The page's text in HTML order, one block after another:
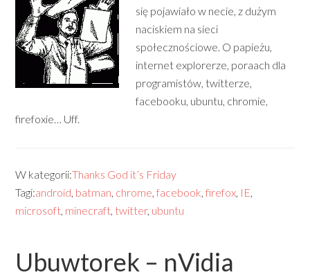
się pojawiało w necie, z dużym
naciskiem na sieci
społecznościowe. O papieżu,
internet explorerze, poraach dla
programistów, twitterze,
facebooku, ubuntu, chromie,
firefoxie… Uff.
W kategorii:Thanks God it’s Friday
Tagi:android, batman, chrome,facebook,firefox, IE,
microsoft, minecraft, twitter, ubuntu
Ubuwtorek – nVidia